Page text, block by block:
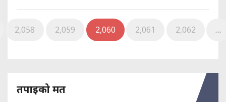
2,058 2,059 2,060 2,061 2,062 …
तपाइको मत